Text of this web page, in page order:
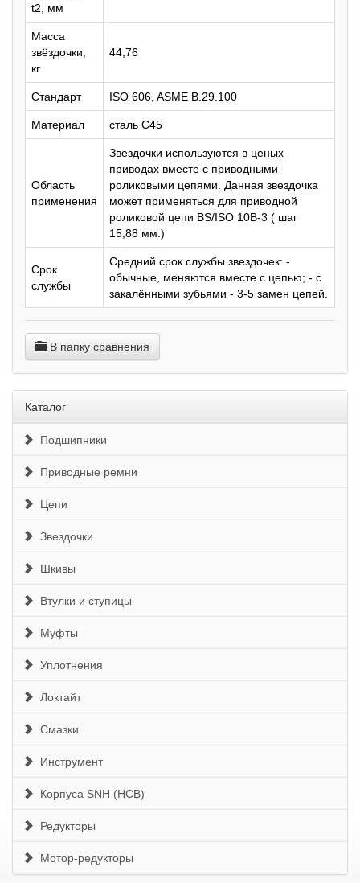
t2, мм
Масса
звёздочки,
кг
44,76
Стандарт ISO 606, ASME B.29.100
Материал сталь C45
Область
применения
Звездочки используются в ценых
приводах вместе с приводными
роликовыми цепями. Данная звездочка
может применяться для приводной
роликовой цепи BS/ISO 10B-3 ( шаг
15,88 мм.)
Срок
службы
Средний срок службы звездочек: -
обычные, меняются вместе с цепью; - с
закалёнными зубьями - 3-5 замен цепей.
В папку сравнения
Каталог
Подшипники
Приводные ремни
Цепи
Звездочки
Шкивы
Втулки и ступицы
Муфты
Уплотнения
Локтайт
Смазки
Инструмент
Корпуса SNH (HCB)
Редукторы
Мотор-редукторы